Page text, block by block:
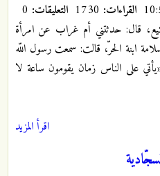
القراءات: التعليقات:
قال: حدثتني أم غراب عن امرأة
ابنة الحرّ، قالت: سمعت رسول اللّه
على الناس زمان يقومون ساعة لا
اقرأ المزيد